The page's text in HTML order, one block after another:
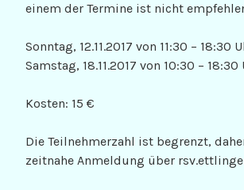
einem der Termine ist nicht
Sonntag, 12.11.2017 von 11:30 – 18:30
Samstag, 18.11.2017 von 10:30 – 18:30
Kosten: 15 €
Die Teilnehmerzahl ist begrenzt,
zeitnahe Anmeldung über